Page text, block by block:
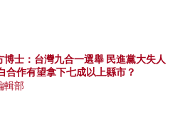
博士：台灣九合一選舉 民進黨大失人
合作有望拿下七成以上縣市？
輯部